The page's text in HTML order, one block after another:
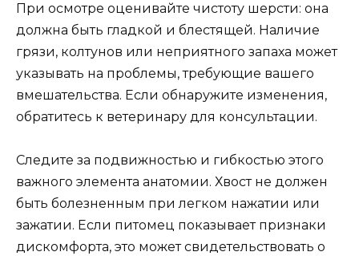
При осмотре оценивайте чистоту шерсти: она
должна быть гладкой и блестящей. Наличие
грязи, колтунов или неприятного запаха может
указывать на проблемы, требующие вашего
вмешательства. Если обнаружите изменения,
обратитесь к ветеринару для консультации.
Следите за подвижностью и гибкостью этого
важного элемента анатомии. Хвост не должен
быть болезненным при легком нажатии или
зажатии. Если питомец показывает признаки
дискомфорта, это может свидетельствовать о